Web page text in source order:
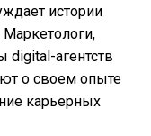
истории
агентств
о своем опыте
карьерных